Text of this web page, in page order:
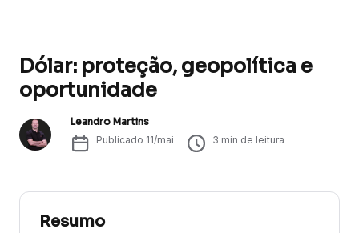
Dólar: proteção, geopolítica e
oportunidade
Leandro Martins
Publicado 11/mai 3 min de leitura
Resumo